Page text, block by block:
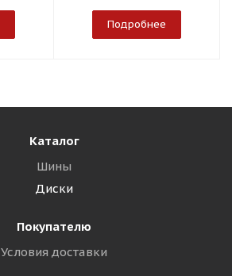
Подробнее
Каталог
Шины
Диски
Покупателю
Условия доставки